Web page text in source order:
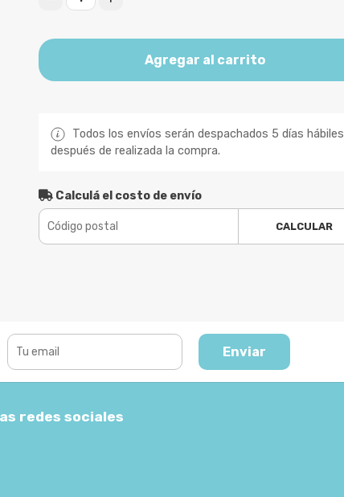
Agregar al carrito
Todos los envíos serán despachados 5 días hábiles
después de realizada la compra.
Calculá el costo de envío
CALCULAR
Enviar
redes sociales